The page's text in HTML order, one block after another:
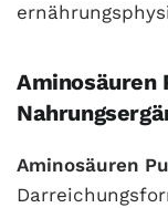
Aminosäuren
Aminosäuren